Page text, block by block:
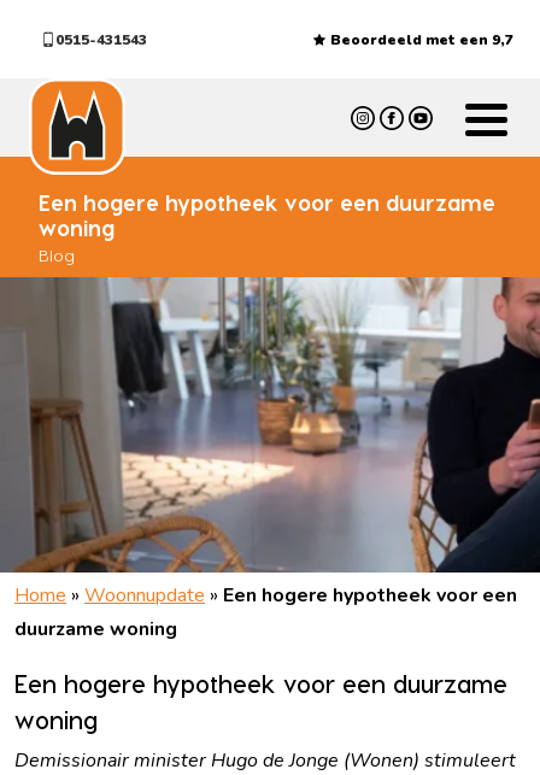
0515-431543 Beoordeeld met een 9,7
Een hogere hypotheek voor een duurzame
woning
Blog
Home » Woonnupdate » Een hogere hypotheek voor een
duurzame woning
Een hogere hypotheek voor een duurzame
woning
Demissionair minister Hugo de Jonge (Wonen) stimuleert